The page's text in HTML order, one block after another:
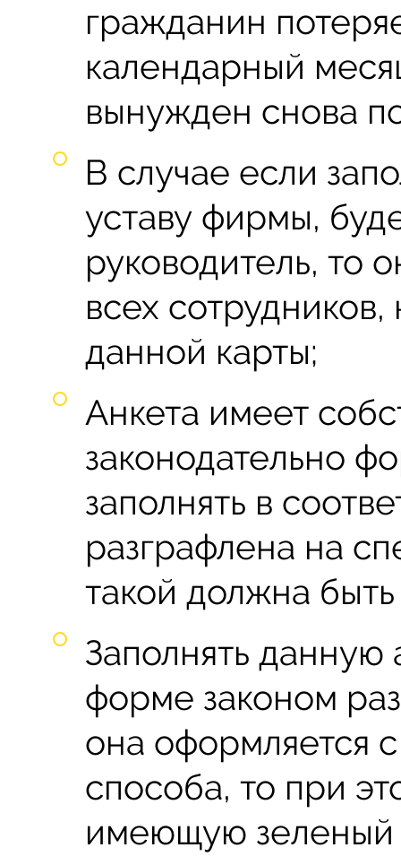
гражданин
календарный
вынужден снова
В случае если
уставу фирмы,
руководитель, то
всех
данной карты;
Анкета имеет
законодательно
заполнять в
разграфлена на
такой должна
Заполнять данную
форме законом
она оформляется
способа, то при
имеющую зеленый